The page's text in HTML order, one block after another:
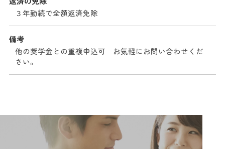
３年勤続で全額返済免除
備考
他の奨学金との重複申込可 お気軽にお問い合わせくだ
さい。